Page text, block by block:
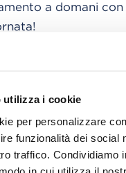
utilizza i cookie
per personalizzare
funzionalità dei social
traffico. Condividiamo
a domani